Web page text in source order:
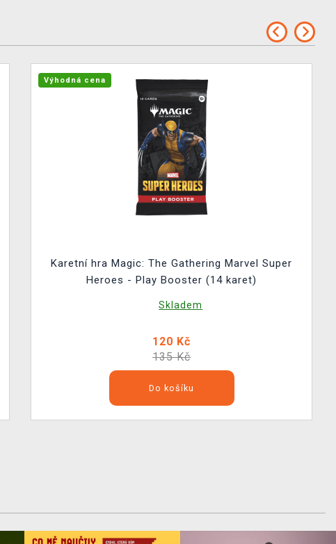
Výhodná cena
Karetní hra Magic: The Gathering Marvel Super
Heroes - Play Booster (14 karet)
Skladem
120 Kč
135 Kč
Do košíku